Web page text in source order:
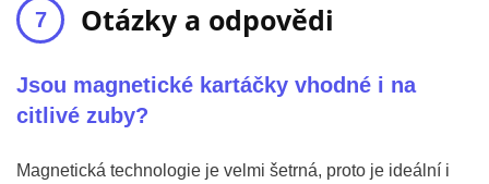
Otázky a odpovědi
Jsou magnetické kartáčky vhodné i na
citlivé zuby?
Magnetická technologie je velmi šetrná, proto je ideální i